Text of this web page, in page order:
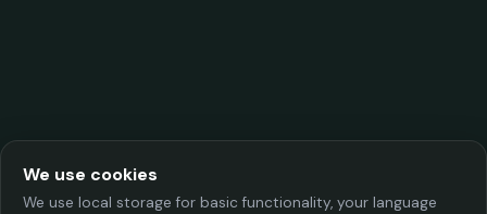
We use cookies
We use local storage for basic functionality, your language